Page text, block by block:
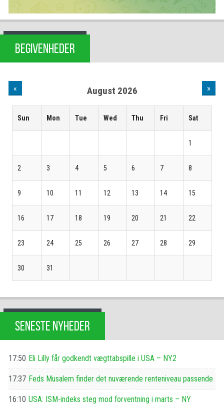
BEGIVENHEDER
« August 2026 »
Sun Mon Tue Wed Thu Fri Sat
1
2 3 4 5 6 7 8
9 10 11 12 13 14 15
16 17 18 19 20 21 22
23 24 25 26 27 28 29
30 31
SENESTE NYHEDER
17:50 Eli Lilly får godkendt vægttabspille i USA – NY2
17:37 Feds Musalem finder det nuværende renteniveau passende
16:10 USA: ISM-indeks steg mod forventning i marts – NY